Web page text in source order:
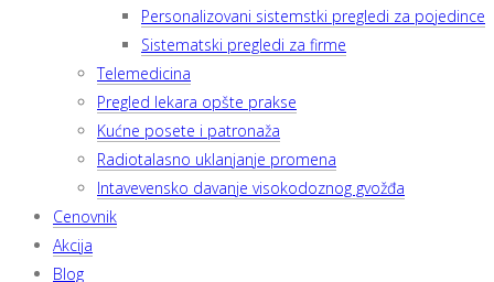
Personalizovani sistemstki pregledi za pojedince
Sistematski pregledi za firme
Telemedicina
Pregled lekara opšte prakse
Kućne posete i patronaža
Radiotalasno uklanjanje promena
Intavevensko davanje visokodoznog gvožđa
Cenovnik
Akcija
Blog